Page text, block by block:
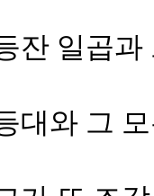
잔 일곱
대와 그